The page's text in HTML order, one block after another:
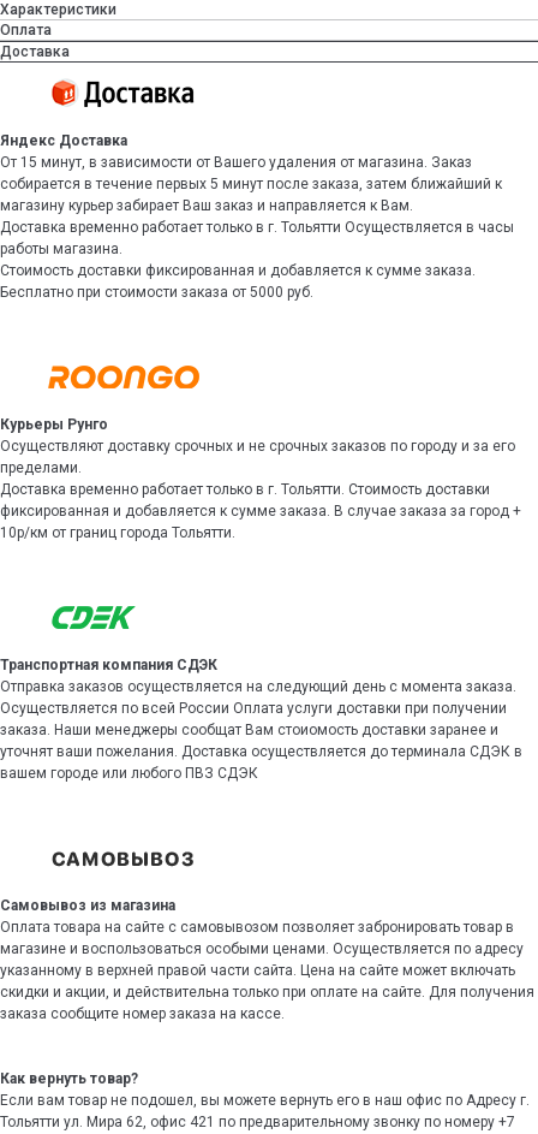
Характеристики
Оплата
Доставка
Яндекс Доставка
От 15 минут, в зависимости от Вашего удаления от магазина. Заказ
собирается в течение первых 5 минут после заказа, затем ближайший к
магазину курьер забирает Ваш заказ и направляется к Вам.
Доставка временно работает только в г. Тольятти Осуществляется в часы
работы магазина.
Стоимость доставки фиксированная и добавляется к сумме заказа.
Бесплатно при стоимости заказа от 5000 руб.
Курьеры Рунго
Осуществляют доставку срочных и не срочных заказов по городу и за его
пределами.
Доставка временно работает только в г. Тольятти. Стоимость доставки
фиксированная и добавляется к сумме заказа. В случае заказа за город +
10р/км от границ города Тольятти.
Транспортная компания СДЭК
Отправка заказов осуществляется на следующий день с момента заказа.
Осуществляется по всей России Оплата услуги доставки при получении
заказа. Наши менеджеры сообщат Вам стоиомость доставки заранее и
уточнят ваши пожелания. Доставка осуществляется до терминала СДЭК в
вашем городе или любого ПВЗ СДЭК
Самовывоз из магазина
Оплата товара на сайте с самовывозом позволяет забронировать товар в
магазине и воспользоваться особыми ценами. Осуществляется по адресу
указанному в верхней правой части сайта. Цена на сайте может включать
скидки и акции, и действительна только при оплате на сайте. Для получения
заказа сообщите номер заказа на кассе.
Как вернуть товар?
Если вам товар не подошел, вы можете вернуть его в наш офис по Адресу г.
Тольятти ул. Мира 62, офис 421 по предварительному звонку по номеру +7